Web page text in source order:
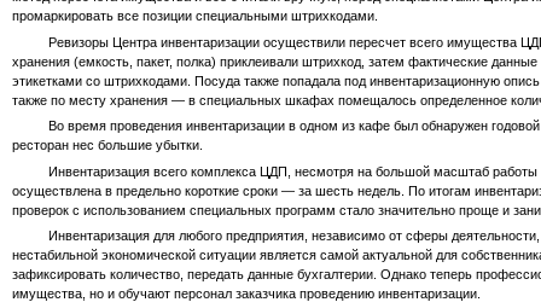
промаркировать все позиции специальными штрихкодами.
Ревизоры Центра инвентаризации осуществили пересчет всего имущества
хранения (емкость, пакет, полка) приклеивали штрихкод, затем фактические
этикетками со штрихкодами. Посуда также попадала под инвентаризационную
также по месту хранения — в специальных шкафах помещалось определенное
Во время проведения инвентаризации в одном из кафе был обнаружен годовой
ресторан нес большие убытки.
Инвентаризация всего комплекса ЦДП, несмотря на большой масштаб работы
осуществлена в предельно короткие сроки — за шесть недель. По итогам
проверок с использованием специальных программ стало значительно проще и
Инвентаризация для любого предприятия, независимо от сферы
нестабильной экономической ситуации является самой актуальной для
зафиксировать количество, передать данные бухгалтерии. Однако теперь
имущества, но и обучают персонал заказчика проведению инвентаризации.